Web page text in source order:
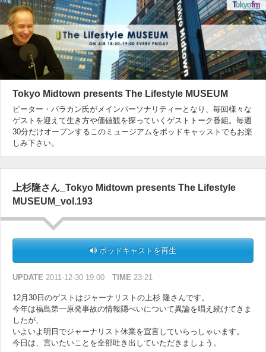
Tokyo Midtown presents The Lifestyle MUSEUM
ピーター・バラカン氏がメインパーソナリティーとなり、毎回様々な
ゲストを迎えて生き方や価値観を探っていくゲストトーク番組。毎週
30分だけオープンするこのミュージアムをポッドキャッストでもお楽
しみ下さい。
上杉隆さん_Tokyo Midtown presents The Lifestyle
MUSEUM_vol.193
ポッドキャストを再生
UPDATE 2011-12-30 19:00 TIME 23:21
12月30日のゲストはジャーナリストの上杉 隆さんです。
今年は福島第一原発事故の情報隠ぺいについて異論を唱え続けてきま
したが、
いよいよ明日でジャーナリスト休業を宣言していらっしゃいます。
今日は、言いたいことを全部吐き出していただきましょう。